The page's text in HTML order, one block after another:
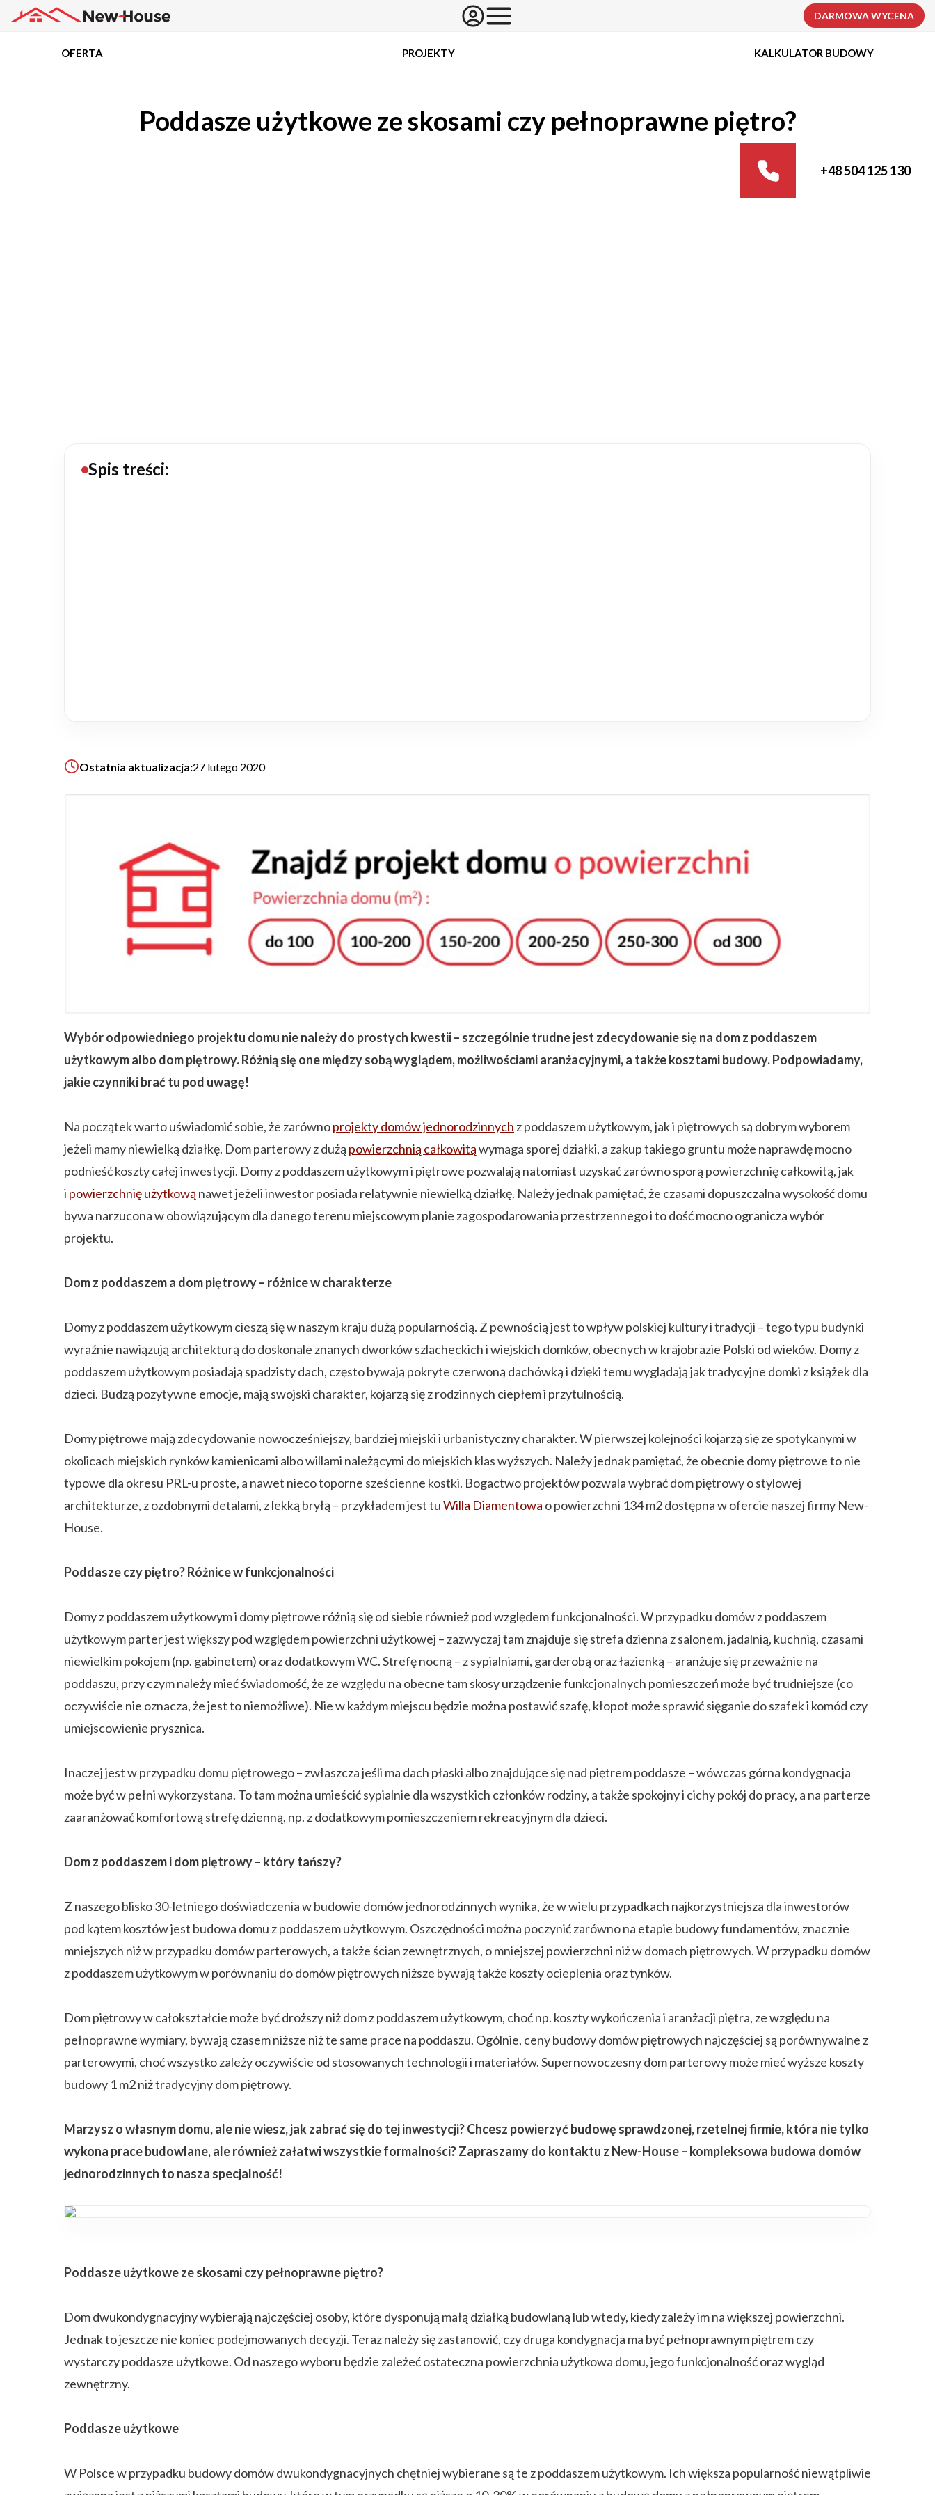
Rezydencje
Ogrody
KALKULATOR BUDOWY
ZAPISZ SIĘ
DARMOWA WYCENA
OFERTA PROJEKTY KALKULATOR BUDOWY
Poddasze użytkowe ze skosami czy pełnoprawne piętro?
+48 504 125 130
Spis treści:
Ostatnia aktualizacja:27 lutego 2020
Wybór odpowiedniego projektu domu nie należy do prostych kwestii – szczególnie trudne jest zdecydowanie się na dom z poddaszem
użytkowym albo dom piętrowy. Różnią się one między sobą wyglądem, możliwościami aranżacyjnymi, a także kosztami budowy. Podpowiadamy,
jakie czynniki brać tu pod uwagę!
Na początek warto uświadomić sobie, że zarównoprojekty domów jednorodzinnych z poddaszem użytkowym, jak i piętrowych są dobrym wyborem
jeżeli mamy niewielką działkę. Dom parterowy z dużą powierzchnią całkowitąwymaga sporej działki, a zakup takiego gruntu może naprawdę mocno
podnieść koszty całej inwestycji. Domy z poddaszem użytkowym i piętrowe pozwalają natomiast uzyskać zarówno sporą powierzchnię całkowitą, jak
i powierzchnię użytkową nawet jeżeli inwestor posiada relatywnie niewielką działkę. Należy jednak pamiętać, że czasami dopuszczalna wysokość domu
bywa narzucona w obowiązującym dla danego terenu miejscowym planie zagospodarowania przestrzennego i to dość mocno ogranicza wybór
projektu.
Dom z poddaszem a dom piętrowy – różnice w charakterze
Domy z poddaszem użytkowym cieszą się w naszym kraju dużą popularnością. Z pewnością jest to wpływ polskiej kultury i tradycji – tego typu budynki
wyraźnie nawiązują architekturą do doskonale znanych dworków szlacheckich i wiejskich domków, obecnych w krajobrazie Polski od wieków. Domy z
poddaszem użytkowym posiadają spadzisty dach, często bywają pokryte czerwoną dachówką i dzięki temu wyglądają jak tradycyjne domki z książek dla
dzieci. Budzą pozytywne emocje, mają swojski charakter, kojarzą się z rodzinnych ciepłem i przytulnością.
Domy piętrowe mają zdecydowanie nowocześniejszy, bardziej miejski i urbanistyczny charakter. W pierwszej kolejności kojarzą się ze spotykanymi w
okolicach miejskich rynków kamienicami albo willami należącymi do miejskich klas wyższych. Należy jednak pamiętać, że obecnie domy piętrowe to nie
typowe dla okresu PRL-u proste, a nawet nieco toporne sześcienne kostki. Bogactwo projektów pozwala wybrać dom piętrowy o stylowej
architekturze, z ozdobnymi detalami, z lekką bryłą – przykładem jest tuWilla Diamentowa o powierzchni 134 m2 dostępna w ofercie naszej firmy New-
House.
Poddasze czy piętro? Różnice w funkcjonalności
Domy z poddaszem użytkowym i domy piętrowe różnią się od siebie również pod względem funkcjonalności. W przypadku domów z poddaszem
użytkowym parter jest większy pod względem powierzchni użytkowej – zazwyczaj tam znajduje się strefa dzienna z salonem, jadalnią, kuchnią, czasami
niewielkim pokojem (np. gabinetem) oraz dodatkowym WC. Strefę nocną – z sypialniami, garderobą oraz łazienką – aranżuje się przeważnie na
poddaszu, przy czym należy mieć świadomość, że ze względu na obecne tam skosy urządzenie funkcjonalnych pomieszczeń może być trudniejsze (co
oczywiście nie oznacza, że jest to niemożliwe). Nie w każdym miejscu będzie można postawić szafę, kłopot może sprawić sięganie do szafek i komód czy
umiejscowienie prysznica.
Inaczej jest w przypadku domu piętrowego – zwłaszcza jeśli ma dach płaski albo znajdujące się nad piętrem poddasze – wówczas górna kondygnacja
może być w pełni wykorzystana. To tam można umieścić sypialnie dla wszystkich członków rodziny, a także spokojny i cichy pokój do pracy, a na parterze
zaaranżować komfortową strefę dzienną, np. z dodatkowym pomieszczeniem rekreacyjnym dla dzieci.
Dom z poddaszem i dom piętrowy – który tańszy?
Z naszego blisko 30-letniego doświadczenia w budowie domów jednorodzinnych wynika, że w wielu przypadkach najkorzystniejsza dla inwestorów
pod kątem kosztów jest budowa domu z poddaszem użytkowym. Oszczędności można poczynić zarówno na etapie budowy fundamentów, znacznie
mniejszych niż w przypadku domów parterowych, a także ścian zewnętrznych, o mniejszej powierzchni niż w domach piętrowych. W przypadku domów
z poddaszem użytkowym w porównaniu do domów piętrowych niższe bywają także koszty ocieplenia oraz tynków.
Dom piętrowy w całokształcie może być droższy niż dom z poddaszem użytkowym, choć np. koszty wykończenia i aranżacji piętra, ze względu na
pełnoprawne wymiary, bywają czasem niższe niż te same prace na poddaszu. Ogólnie, ceny budowy domów piętrowych najczęściej są porównywalne z
parterowymi, choć wszystko zależy oczywiście od stosowanych technologii i materiałów. Supernowoczesny dom parterowy może mieć wyższe koszty
budowy 1 m2 niż tradycyjny dom piętrowy.
Marzysz o własnym domu, ale nie wiesz, jak zabrać się do tej inwestycji? Chcesz powierzyć budowę sprawdzonej, rzetelnej firmie, która nie tylko
wykona prace budowlane, ale również załatwi wszystkie formalności? Zapraszamy do kontaktu z New-House – kompleksowa budowa domów
jednorodzinnych to nasza specjalność!
Poddasze użytkowe ze skosami czy pełnoprawne piętro?
Dom dwukondygnacyjny wybierają najczęściej osoby, które dysponują małą działką budowlaną lub wtedy, kiedy zależy im na większej powierzchni.
Jednak to jeszcze nie koniec podejmowanych decyzji. Teraz należy się zastanowić, czy druga kondygnacja ma być pełnoprawnym piętrem czy
wystarczy poddasze użytkowe. Od naszego wyboru będzie zależeć ostateczna powierzchnia użytkowa domu, jego funkcjonalność oraz wygląd
zewnętrzny.
Poddasze użytkowe
W Polsce w przypadku budowy domów dwukondygnacyjnych chętniej wybierane są te z poddaszem użytkowym. Ich większa popularność niewątpliwie